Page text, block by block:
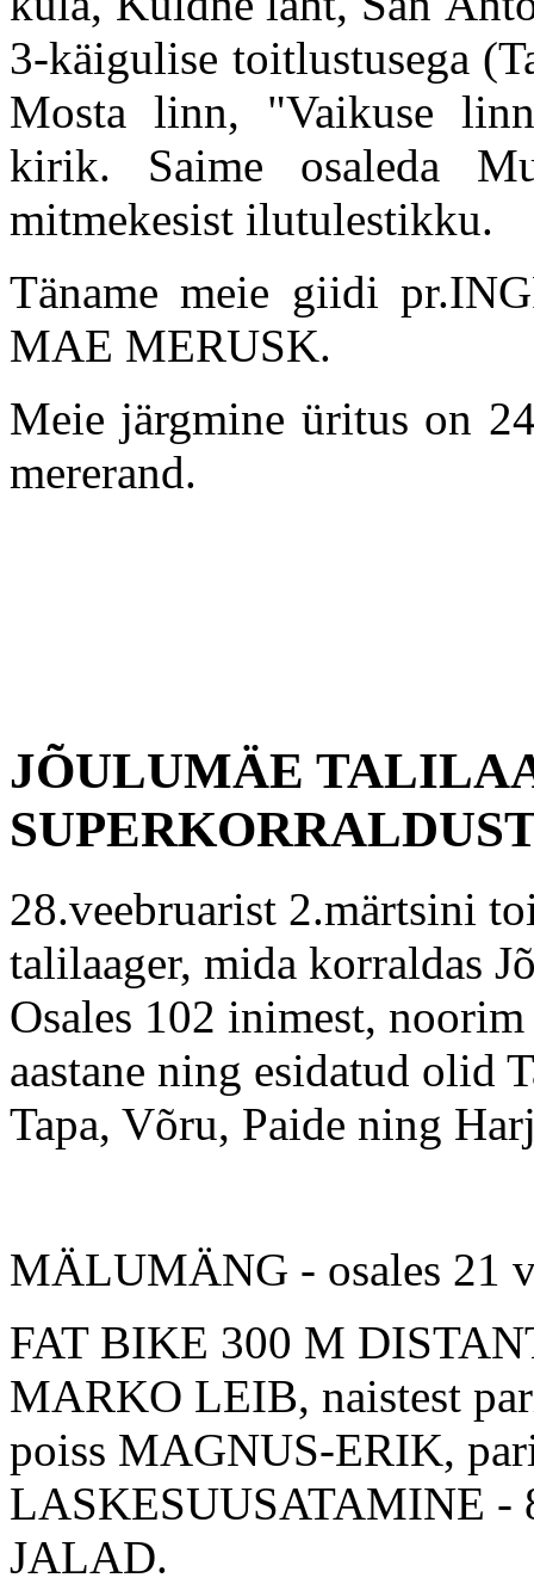
3-käigulise toitlustusega
Mosta linn, "Vaikuse
kirik. Saime osaleda
mitmekesist ilutulestikku.
Täname meie giidi
MAE MERUSK.
Meie järgmine üritus on
mererand.
JÕULUMÄE
28.veebruarist 2.märtsini
talilaager, mida korraldas
Osales 102 inimest,
aastane ning esidatud olid
Tapa, Võru, Paide ning
MÄLUMÄNG - osales 21
FAT BIKE 300 M
MARKO LEIB, naistest
poiss MAGNUS-ERIK,
LASKESUUSATAMINE -
JALAD.